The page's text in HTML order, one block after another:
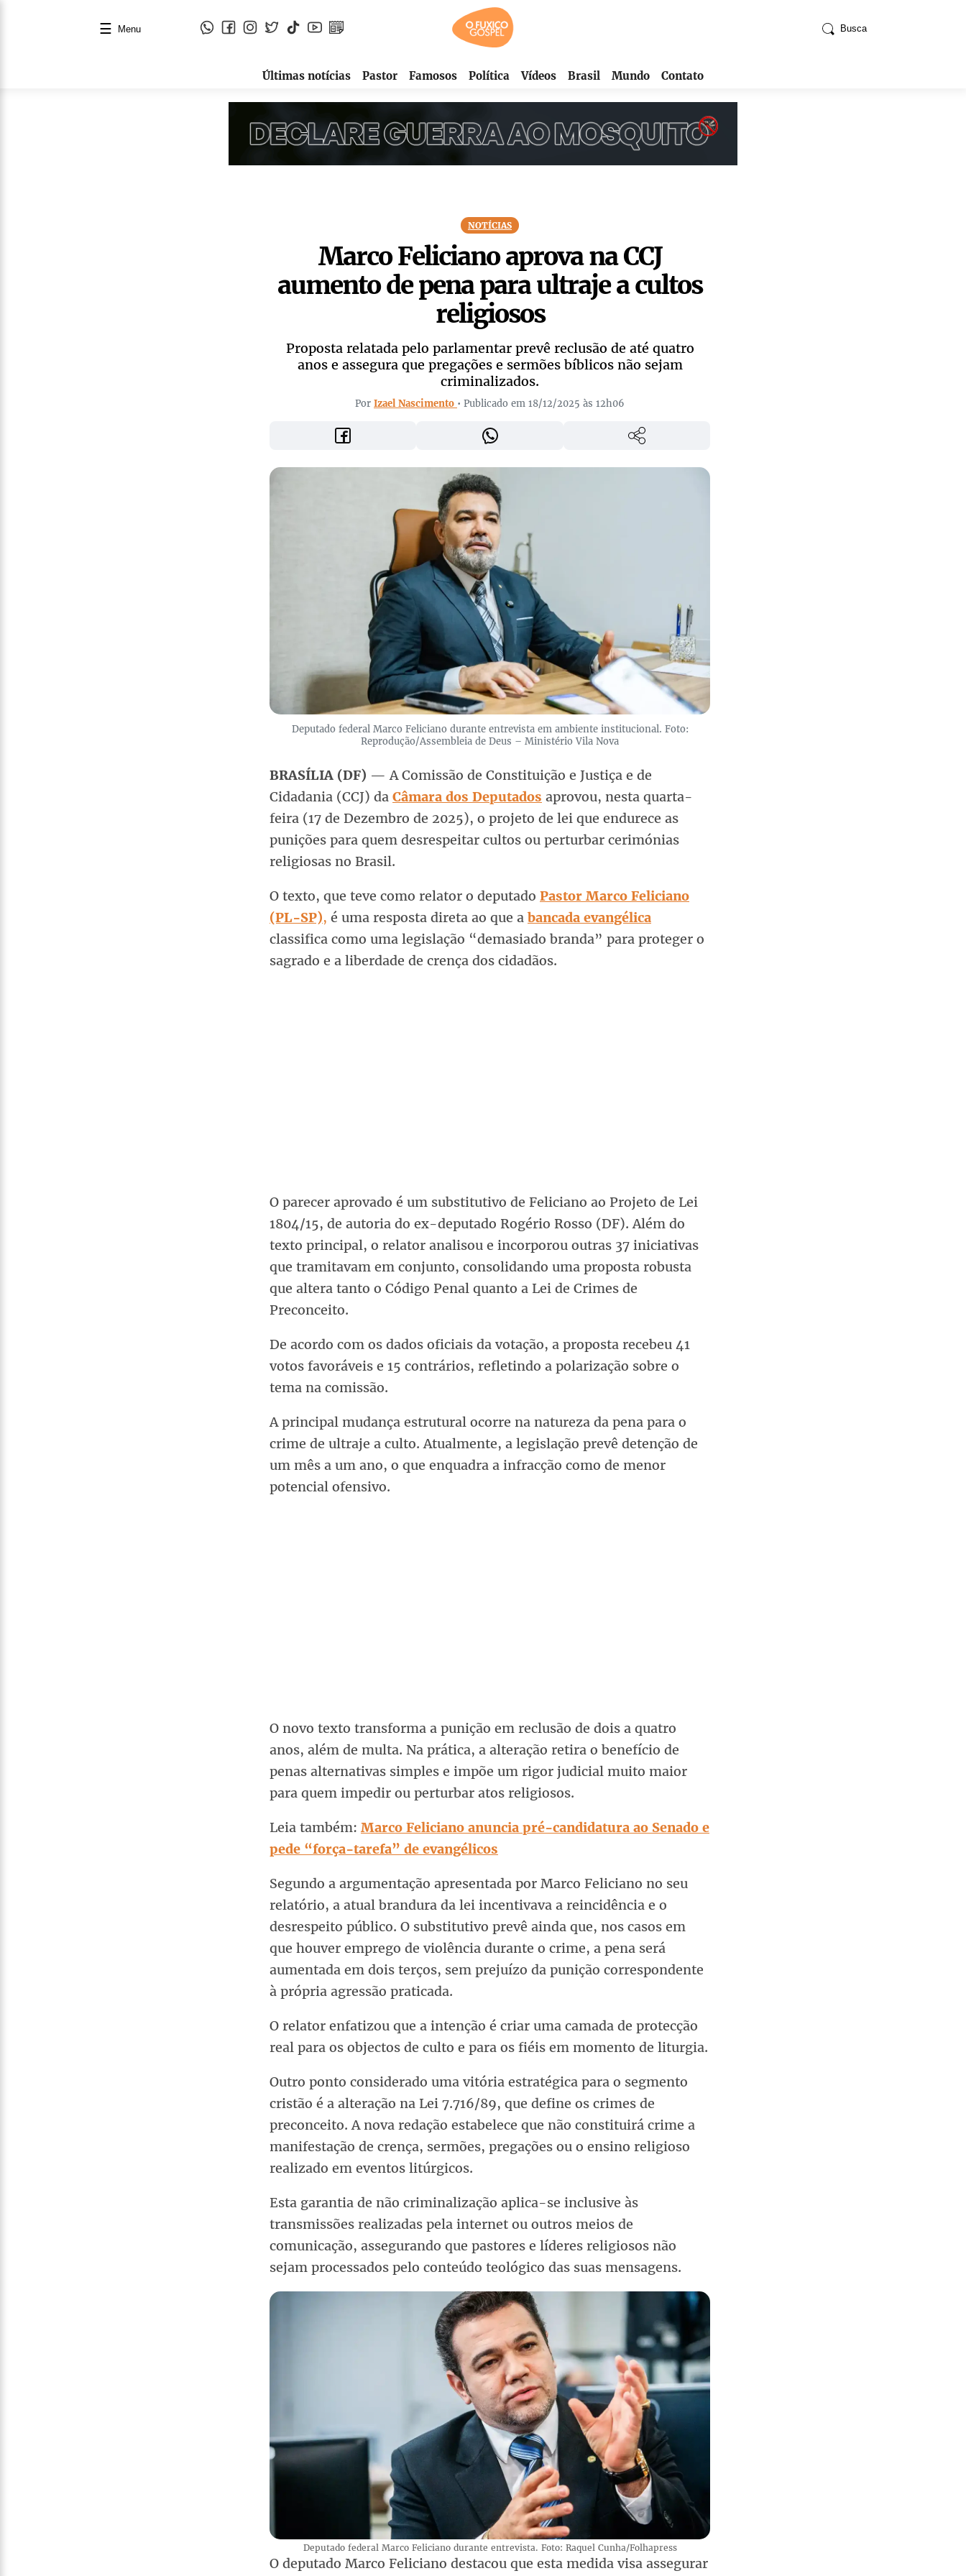
☰ Menu Busca
Últimas notícias Pastor Famosos Política Vídeos Brasil Mundo Contato
NOTÍCIAS
Marco Feliciano aprova na CCJ
aumento de pena para ultraje a cultos
religiosos
Proposta relatada pelo parlamentar prevê reclusão de até quatro
anos e assegura que pregações e sermões bíblicos não sejam
criminalizados.
Por Izael Nascimento • Publicado em 18/12/2025 às 12h06
Deputado federal Marco Feliciano durante entrevista em ambiente institucional. Foto:
Reprodução/Assembleia de Deus – Ministério Vila Nova
BRASÍLIA (DF) — A Comissão de Constituição e Justiça e de
Cidadania (CCJ) da Câmara dos Deputados aprovou, nesta quarta-
feira (17 de Dezembro de 2025), o projeto de lei que endurece as
punições para quem desrespeitar cultos ou perturbar cerimónias
religiosas no Brasil.
O texto, que teve como relator o deputado Pastor Marco Feliciano
(PL-SP), é uma resposta direta ao que a bancada evangélica
classifica como uma legislação “demasiado branda” para proteger o
sagrado e a liberdade de crença dos cidadãos.
O parecer aprovado é um substitutivo de Feliciano ao Projeto de Lei
1804/15, de autoria do ex-deputado Rogério Rosso (DF). Além do
texto principal, o relator analisou e incorporou outras 37 iniciativas
que tramitavam em conjunto, consolidando uma proposta robusta
que altera tanto o Código Penal quanto a Lei de Crimes de
Preconceito.
De acordo com os dados oficiais da votação, a proposta recebeu 41
votos favoráveis e 15 contrários, refletindo a polarização sobre o
tema na comissão.
A principal mudança estrutural ocorre na natureza da pena para o
crime de ultraje a culto. Atualmente, a legislação prevê detenção de
um mês a um ano, o que enquadra a infracção como de menor
potencial ofensivo.
O novo texto transforma a punição em reclusão de dois a quatro
anos, além de multa. Na prática, a alteração retira o benefício de
penas alternativas simples e impõe um rigor judicial muito maior
para quem impedir ou perturbar atos religiosos.
Leia também: Marco Feliciano anuncia pré-candidatura ao Senado e
pede “força-tarefa” de evangélicos
Segundo a argumentação apresentada por Marco Feliciano no seu
relatório, a atual brandura da lei incentivava a reincidência e o
desrespeito público. O substitutivo prevê ainda que, nos casos em
que houver emprego de violência durante o crime, a pena será
aumentada em dois terços, sem prejuízo da punição correspondente
à própria agressão praticada.
O relator enfatizou que a intenção é criar uma camada de protecção
real para os objectos de culto e para os fiéis em momento de liturgia.
Outro ponto considerado uma vitória estratégica para o segmento
cristão é a alteração na Lei 7.716/89, que define os crimes de
preconceito. A nova redação estabelece que não constituirá crime a
manifestação de crença, sermões, pregações ou o ensino religioso
realizado em eventos litúrgicos.
Esta garantia de não criminalização aplica-se inclusive às
transmissões realizadas pela internet ou outros meios de
comunicação, assegurando que pastores e líderes religiosos não
sejam processados pelo conteúdo teológico das suas mensagens.
Deputado federal Marco Feliciano durante entrevista. Foto: Raquel Cunha/Folhapress
O deputado Marco Feliciano destacou que esta medida visa assegurar